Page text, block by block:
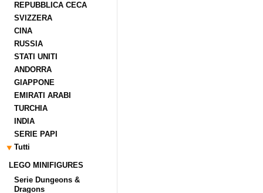
REPUBBLICA CECA
SVIZZERA
CINA
RUSSIA
STATI UNITI
ANDORRA
GIAPPONE
EMIRATI ARABI
TURCHIA
INDIA
SERIE PAPI
Tutti
LEGO MINIFIGURES
Serie Dungeons &
Dragons